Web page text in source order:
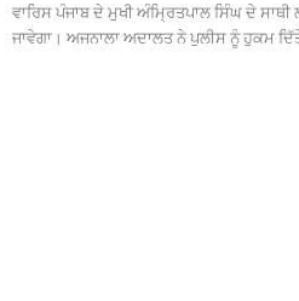
ਵਾਰਿਸ ਪੰਜਾਬ ਦੇ ਮੁਖੀ ਅੰਮ੍ਰਿਤਪਾਲ ਸਿੰਘ ਦੇ
ਜਾਵੇਗਾ। ਅਜਨਾਲਾ ਅਦਾਲਤ ਨੇ ਪੁਲੀਸ ਨੂੰ ਹੁਕਮ